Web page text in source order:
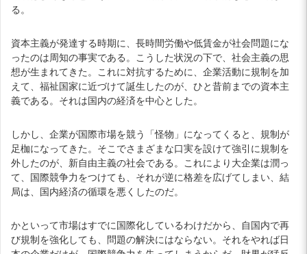
る。
資本主義が発達する時期に、長時間労働や低賃金が社会問題にな
ったのは周知の事実である。こうした状況の下で、社会主義の思
想が生まれてきた。これに対抗するために、企業活動に規制を加
えて、福祉国家に近づけて誕生したのが、ひと昔前までの資本主
義である。それは国内の経済を中心とした。
しかし、企業が国際市場を競う「怪物」になってくると、規制が
足枷になってきた。そこでさまざまな口実を設けて強引に規制を
外したのが、新自由主義の社会である。これにより大企業は潤っ
て、国際競争力をつけても、それが逆に格差を広げてしまい、結
局は、国内経済の循環を悪くしたのだ。
かといって市場はすでに国際化しているわけだから、自国内で再
び規制を強化しても、問題の解決にはならない。それをやれば日